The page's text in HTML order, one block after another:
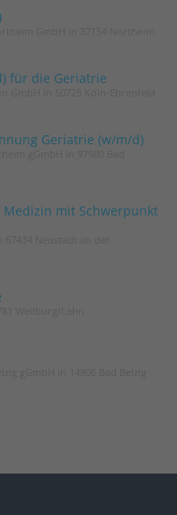
für die Geriatrie
Geriatrie (w/m/d)
mit Schwerpunkt